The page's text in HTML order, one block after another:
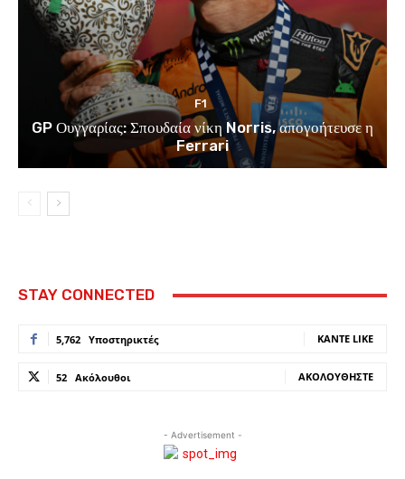
F1
GP Ουγγαρίας: Σπουδαία νίκη Norris, απογοήτευσε η
Ferrari
STAY CONNECTED
5,762 Υποστηρικτές ΚΆΝΤΕ LIKE
52 Ακόλουθοι ΑΚΟΛΟΥΘΉΣΤΕ
- Advertisement -